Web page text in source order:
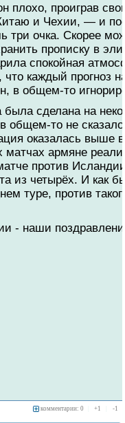
плохо, проиграв
и Чехии, — и
три очка. Скорее
прописку в
спокойная
каждый прогноз
в общем-то
была сделана на
общем-то не
оказалась выше
армяне
против
из четырёх. И как
туре, против
- наши
комментарии: 0 +1 -1